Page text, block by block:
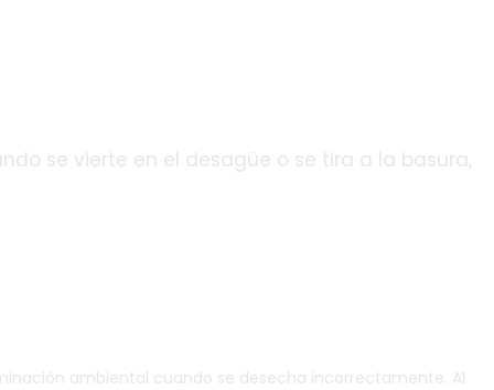
se vierte en el desagüe o se tira a la basura,
ambiental cuando se desecha incorrectamente. Al